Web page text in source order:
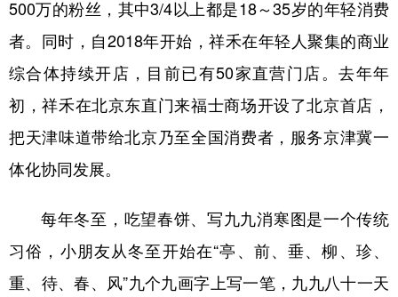
500万的粉丝，其中3/4以上都是18～35岁的年轻消费
者。同时，自2018年开始，祥禾在年轻人聚集的商业
综合体持续开店，目前已有50家直营门店。去年年
初，祥禾在北京东直门来福士商场开设了北京首店，
把天津味道带给北京乃至全国消费者，服务京津冀一
体化协同发展。
每年冬至，吃望春饼、写九九消寒图是一个传统
习俗，小朋友从冬至开始在“亭、前、垂、柳、珍、
重、待、春、风”九个九画字上写一笔，九九八十一天